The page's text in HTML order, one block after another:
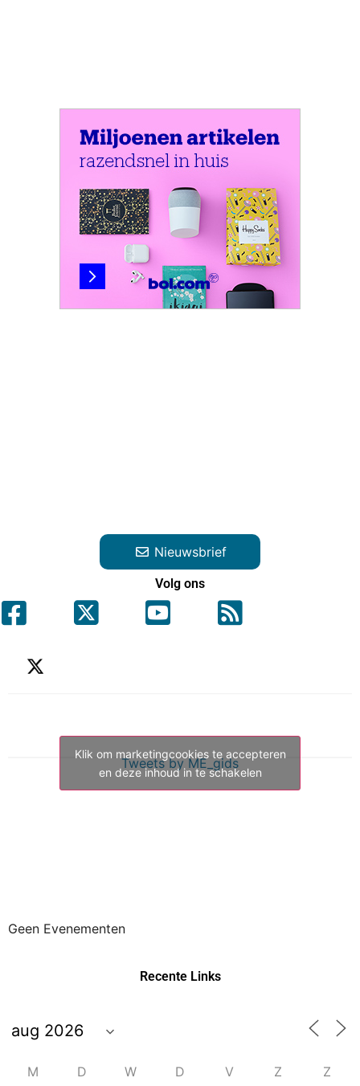
Nieuwsbrief
Volg ons
Tweets by ME_gids
Klik om marketingcookies te accepteren
en deze inhoud in te schakelen
Geen Evenementen
Recente Links
M D W D V Z Z